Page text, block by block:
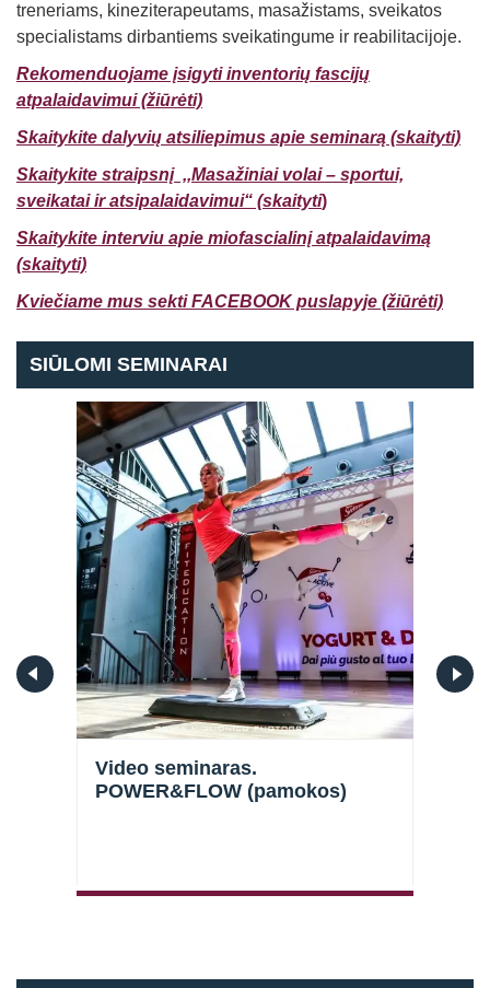
treneriams, kineziterapeutams, masažistams, sveikatos
specialistams dirbantiems sveikatingume ir reabilitacijoje.
Rekomenduojame įsigyti inventorių fascijų
atpalaidavimui (žiūrėti)
Skaitykite dalyvių atsiliepimus apie seminarą (skaityti)
Skaitykite straipsnį ,,Masažiniai volai – sportui,
sveikatai ir atsipalaidavimui“ (skaityti)
Skaitykite interviu apie miofascialinį atpalaidavimą
(skaityti)
Kviečiame mus sekti FACEBOOK puslapyje (žiūrėti)
SIŪLOMI SEMINARAI
Video seminaras.
POWER&FLOW (pamokos)